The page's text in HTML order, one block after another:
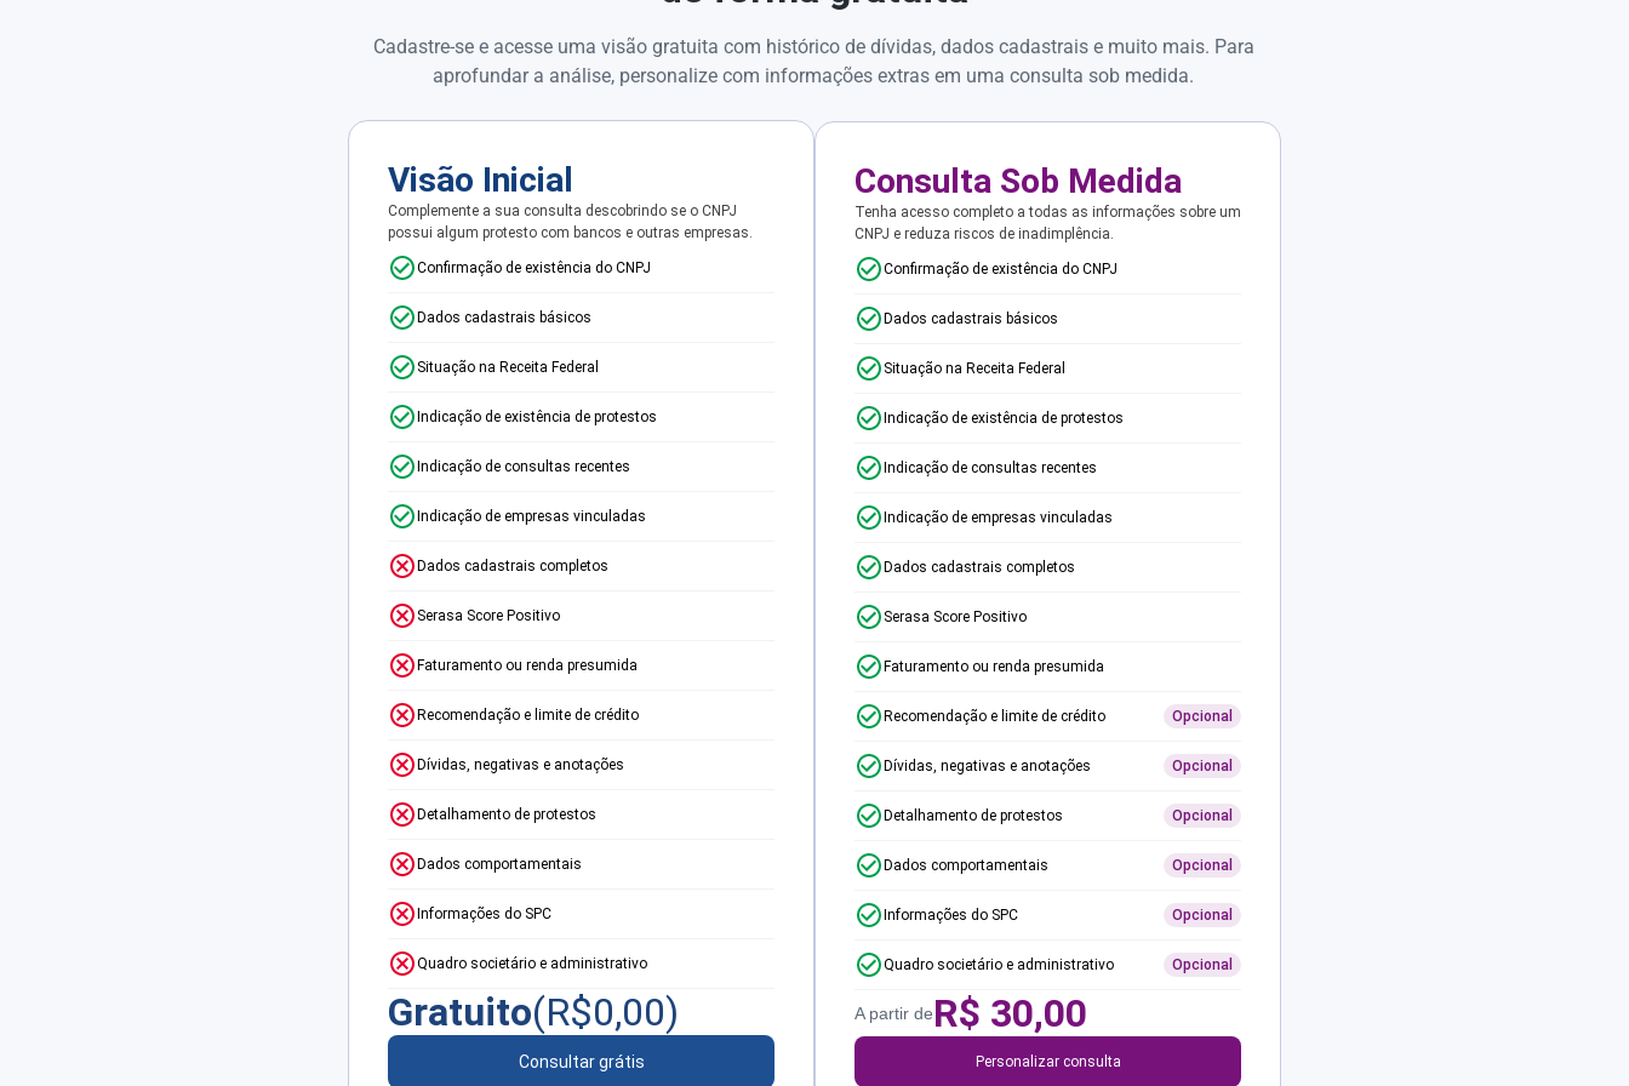
Cadastre-se e acesse uma visão gratuita com histórico de dívidas, dados cadastrais e muito mais. Para
aprofundar a análise, personalize com informações extras em uma consulta sob medida.
Visão Inicial
Complemente a sua consulta descobrindo se o CNPJ
possui algum protesto com bancos e outras empresas.
Confirmação de existência do CNPJ
Dados cadastrais básicos
Situação na Receita Federal
Indicação de existência de protestos
Indicação de consultas recentes
Indicação de empresas vinculadas
Dados cadastrais completos
Serasa Score Positivo
Faturamento ou renda presumida
Recomendação e limite de crédito
Dívidas, negativas e anotações
Detalhamento de protestos
Dados comportamentais
Informações do SPC
Quadro societário e administrativo
Gratuito(R$0,00)
Consultar grátis
Consulta Sob Medida
Tenha acesso completo a todas as informações sobre um
CNPJ e reduza riscos de inadimplência.
Confirmação de existência do CNPJ
Dados cadastrais básicos
Situação na Receita Federal
Indicação de existência de protestos
Indicação de consultas recentes
Indicação de empresas vinculadas
Dados cadastrais completos
Serasa Score Positivo
Faturamento ou renda presumida
Recomendação e limite de crédito Opcional
Dívidas, negativas e anotações Opcional
Detalhamento de protestos Opcional
Dados comportamentais Opcional
Informações do SPC Opcional
Quadro societário e administrativo Opcional
A partir deR$ 30,00
Personalizar consulta